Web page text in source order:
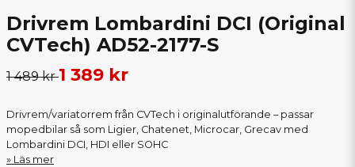
Drivrem Lombardini DCI (Original
CVTech) AD52-2177-S
1 489 kr1 389 kr
Drivrem/variatorrem från CVTech i originalutförande – passar
mopedbilar så som Ligier, Chatenet, Microcar, Grecav med
Lombardini DCI, HDI eller SOHC
Läs mer